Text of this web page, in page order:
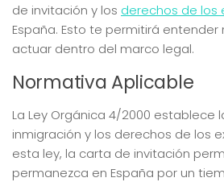
de invitación y los derechos de los
España. Esto te permitirá
actuar dentro del marco legal.
Normativa Aplicable
La Ley Orgánica 4/2000 establece
inmigración y los derechos de los
esta ley, la carta de invitación
permanezca en España por un